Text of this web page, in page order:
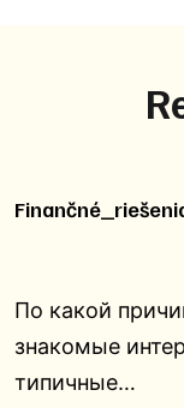
По какой
знакомые
типичные…